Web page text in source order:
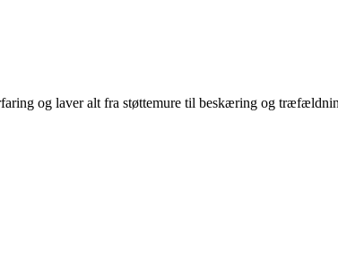
og laver alt fra støttemure til beskæring og